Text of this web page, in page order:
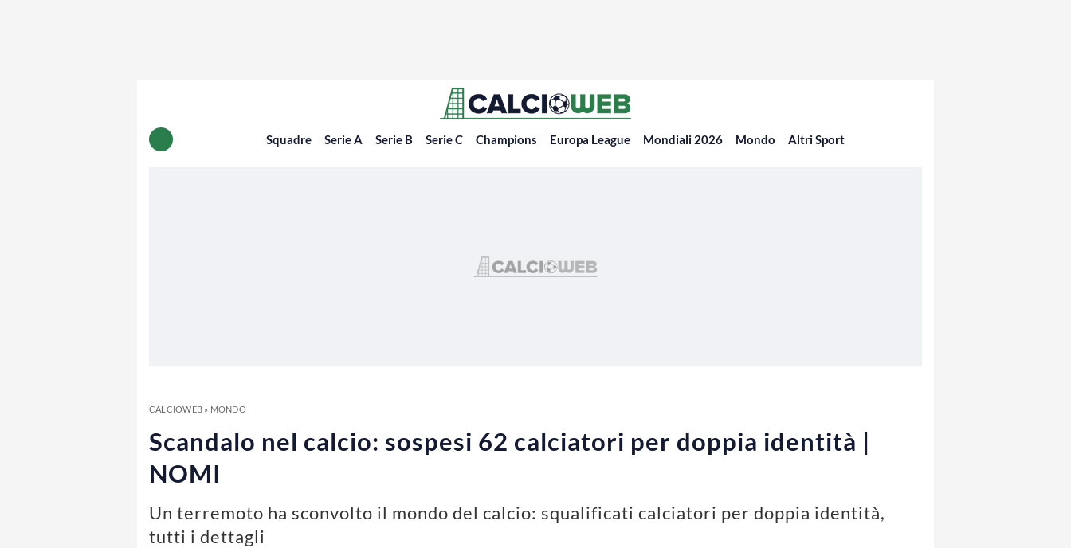
Squadre Serie A Serie B Serie C Champions Europa League Mondiali 2026 Mondo Altri Sport
CALCIOWEB» MONDO
Scandalo nel calcio: sospesi 62 calciatori per doppia identità |
NOMI
Un terremoto ha sconvolto il mondo del calcio: squalificati calciatori per doppia identità,
tutti i dettagli